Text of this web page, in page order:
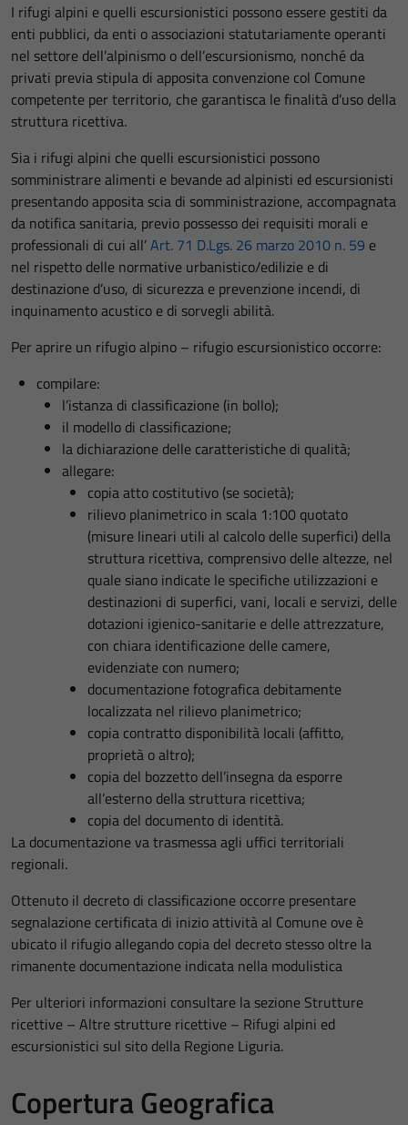
I rifugi alpini e quelli escursionistici possono essere gestiti da
enti pubblici, da enti o associazioni statutariamente operanti
nel settore dell’alpinismo o dell’escursionismo, nonché da
privati previa stipula di apposita convenzione col Comune
competente per territorio, che garantisca le finalità d’uso della
struttura ricettiva.
Sia i rifugi alpini che quelli escursionistici possono
somministrare alimenti e bevande ad alpinisti ed escursionisti
presentando apposita scia di somministrazione, accompagnata
da notifica sanitaria, previo possesso dei requisiti morali e
professionali di cui all’Art. 71 D.Lgs. 26 marzo 2010 n. 59 e
nel rispetto delle normative urbanistico/edilizie e di
destinazione d’uso, di sicurezza e prevenzione incendi, di
inquinamento acustico e di sorvegli abilità.
Per aprire un rifugio alpino – rifugio escursionistico occorre:
compilare:
l’istanza di classificazione (in bollo);
il modello di classificazione;
la dichiarazione delle caratteristiche di qualità;
allegare:
copia atto costitutivo (se società);
rilievo planimetrico in scala 1:100 quotato
(misure lineari utili al calcolo delle superfici) della
struttura ricettiva, comprensivo delle altezze, nel
quale siano indicate le specifiche utilizzazioni e
destinazioni di superfici, vani, locali e servizi, delle
dotazioni igienico-sanitarie e delle attrezzature,
con chiara identificazione delle camere,
evidenziate con numero;
documentazione fotografica debitamente
localizzata nel rilievo planimetrico;
copia contratto disponibilità locali (affitto,
proprietà o altro);
copia del bozzetto dell’insegna da esporre
all’esterno della struttura ricettiva;
copia del documento di identità.
La documentazione va trasmessa agli uffici territoriali
regionali.
Ottenuto il decreto di classificazione occorre presentare
segnalazione certificata di inizio attività al Comune ove è
ubicato il rifugio allegando copia del decreto stesso oltre la
rimanente documentazione indicata nella modulistica
Per ulteriori informazioni consultare la sezione Strutture
ricettive – Altre strutture ricettive – Rifugi alpini ed
escursionistici sul sito della Regione Liguria.
Copertura Geografica